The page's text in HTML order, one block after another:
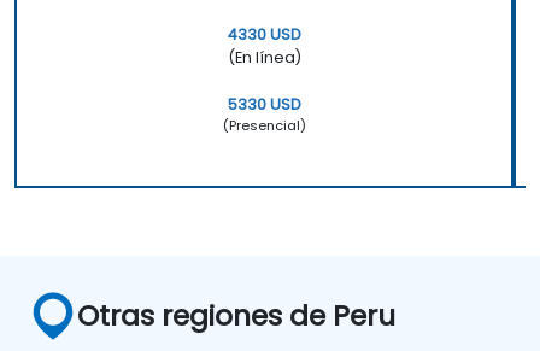
4330 USD
(En línea)
5330 USD
(Presencial)
Otras regiones de Peru